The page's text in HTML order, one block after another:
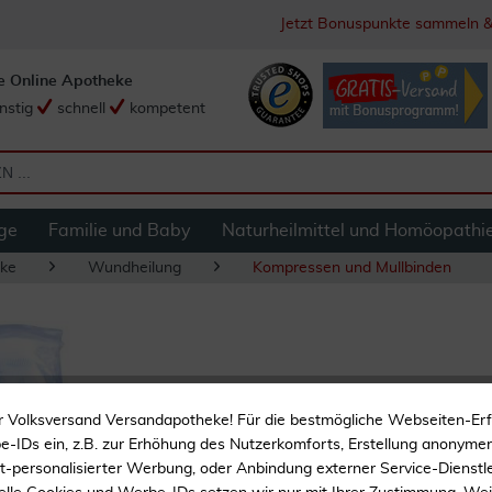
Jetzt Bonuspunkte sammeln
Online Apotheke
schnell kompetent
Familie und Baby Naturheilmittel und
Wundheilung Kompressen und Mullbinden
Zur Wundversorgung
Versandapotheke! Für die bestmögliche Webseiten-
IDs ein, z.B. zur Erhöhung des Nutzerkomforts, Erstellung
personalisierter Werbung, oder Anbindung externer Service-